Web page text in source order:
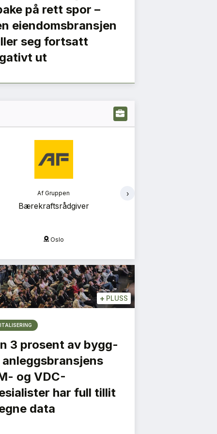
på rett spor –
eiendomsbransjen
seg fortsatt
ut
Af Gruppen
Bærekraftsrådgiver
Oslo
›
+ PLUSS
3 prosent av bygg-
anleggsbransjens
og VDC-
har full tillit
data